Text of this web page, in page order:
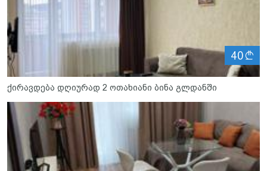
40
ქირავდება დღიურად 2 ოთახიანი ბინა გლდანში